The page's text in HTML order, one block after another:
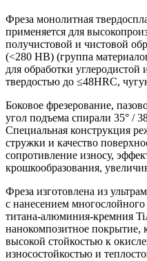
Фреза монолитная
применяется для
получистовой и чистовой
(<280 HB) (группа
для обработки углеродистой
твердостью до ≤48HRC,
Боковое фрезерование,
угол подъема спирали 35° /
Специальная конструкция
стружки и качество
сопротивление износу,
крошкообразования,
Фреза изготовлена из
с нанесением
титана-алюминия-кремния
нанокомпозитное покрытие,
высокой стойкостью к
износостойкостью и